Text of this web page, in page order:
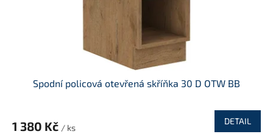
Spodní policová otevřená skříňka 30 D OTW BB
1 380 Kč / ks
DETAIL